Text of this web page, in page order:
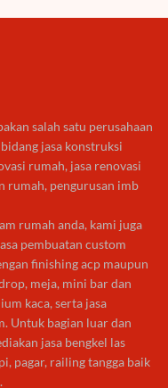
salah satu perusahaan
jasa konstruksi
rumah, jasa renovasi
rumah, pengurusan imb
rumah anda, kami juga
pembuatan custom
finishing acp maupun
meja, mini bar dan
kaca, serta jasa
Untuk bagian luar dan
jasa bengkel las
pagar, railing tangga baik